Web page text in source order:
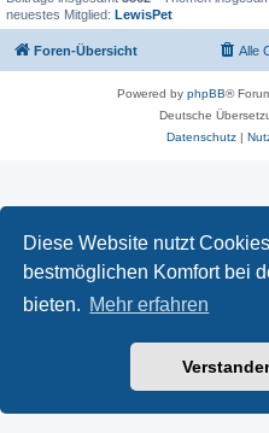
Diese Website nutzt
bestmöglichen Komfort bei
bieten. Mehr erfahren
neuestes Mitglied: LewisPet
Foren-Übersicht Alle
Powered by phpBB®
Deutsche
Datenschutz|